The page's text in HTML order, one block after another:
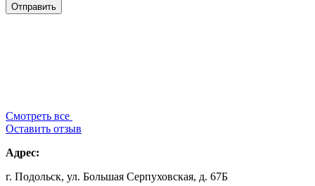
Смотреть все
Оставить отзыв
Адрес:
г. Подольск, ул. Большая Серпуховская, д. 67Б